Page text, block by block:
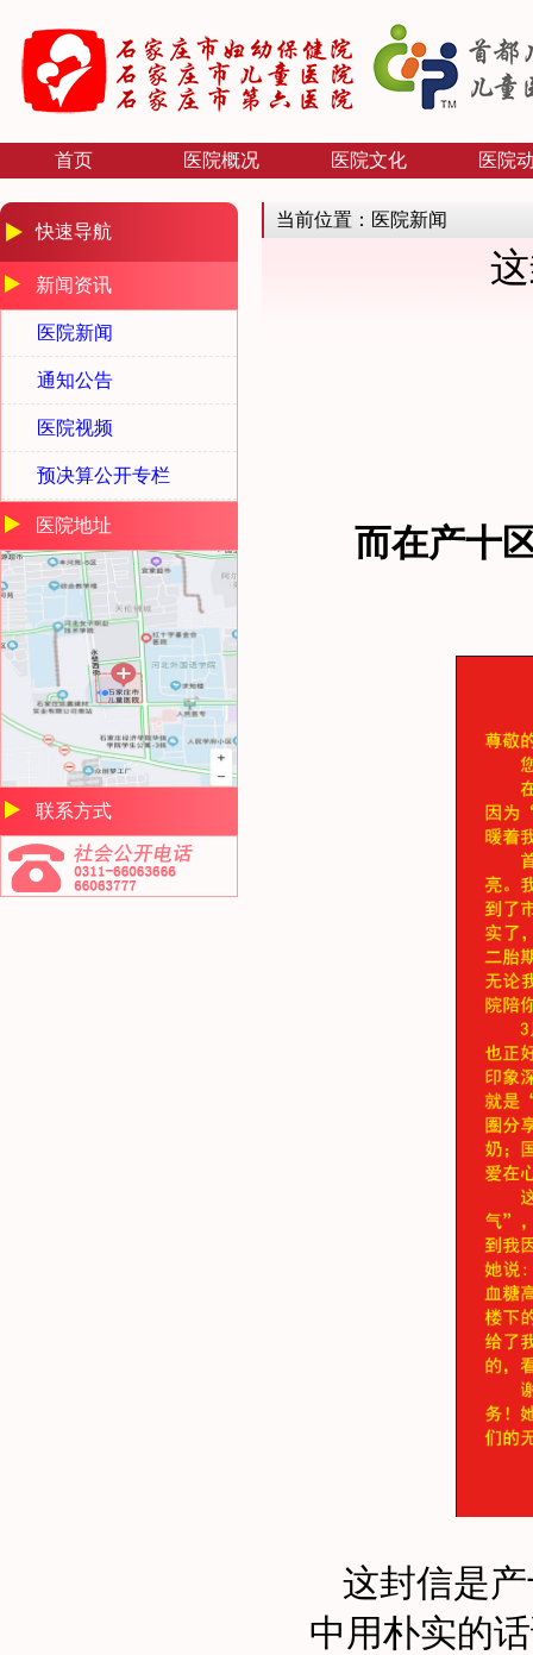
首页 医院概况 医院文化 医院
快速导航
新闻资讯
医院新闻
通知公告
医院视频
预决算公开专栏
医院地址
联系方式
当前位置：医院新闻
而在产十
这封信是
中用朴实的